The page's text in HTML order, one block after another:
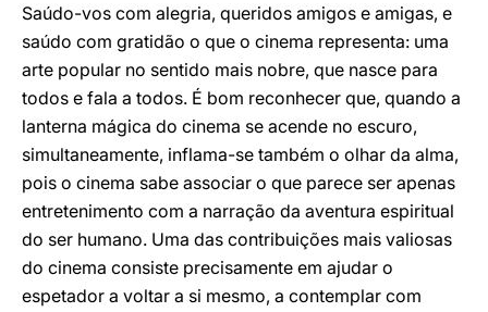
Saúdo-vos com alegria, queridos amigos e amigas, e
saúdo com gratidão o que o cinema representa: uma
arte popular no sentido mais nobre, que nasce para
todos e fala a todos. É bom reconhecer que, quando a
lanterna mágica do cinema se acende no escuro,
simultaneamente, inflama-se também o olhar da alma,
pois o cinema sabe associar o que parece ser apenas
entretenimento com a narração da aventura espiritual
do ser humano. Uma das contribuições mais valiosas
do cinema consiste precisamente em ajudar o
espetador a voltar a si mesmo, a contemplar com